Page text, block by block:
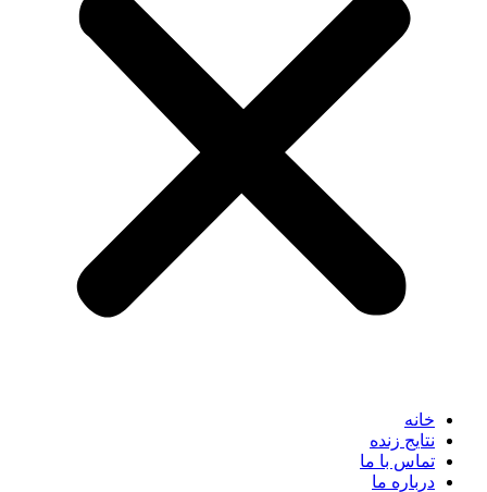
خانه
نتایج زنده
تماس با ما
درباره ما